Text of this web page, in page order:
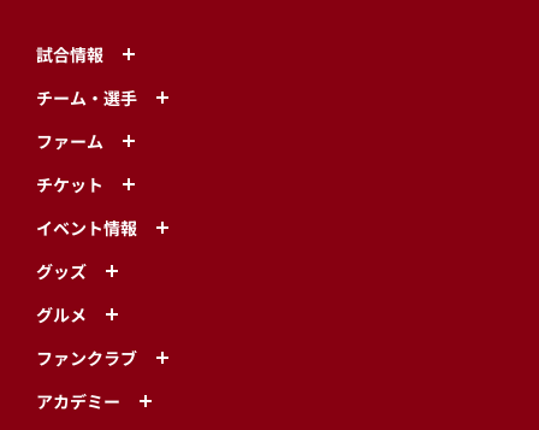
試合情報
チーム・選手
ファーム
チケット
イベント情報
グッズ
グルメ
ファンクラブ
アカデミー